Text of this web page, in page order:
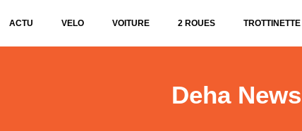
ACTU VELO VOITURE 2 ROUES TROTTINETTE
Deha News